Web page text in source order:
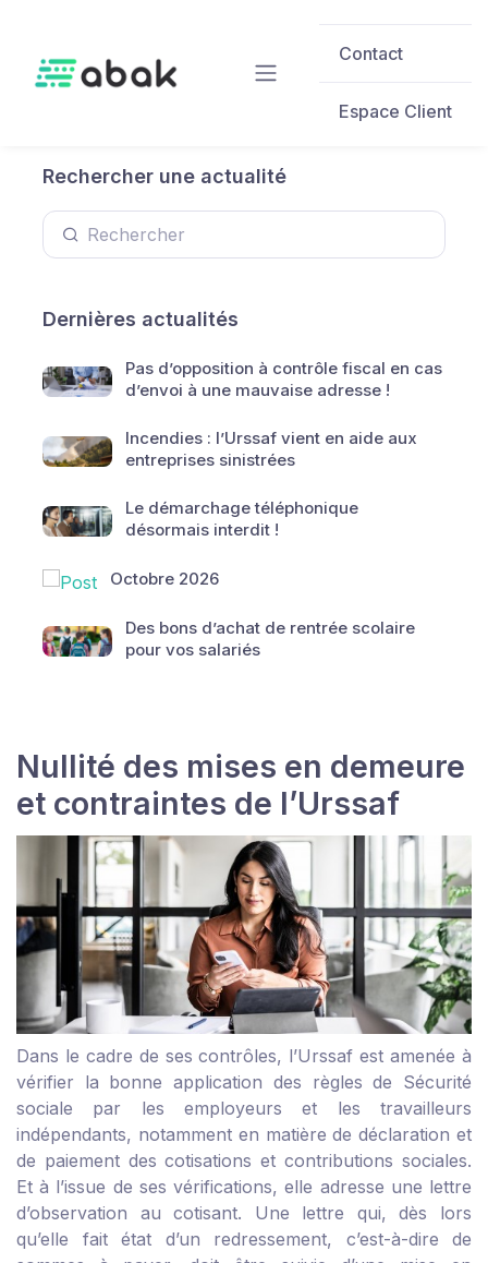
Contact
Espace Client
Rechercher une actualité
Dernières actualités
Pas d’opposition à contrôle fiscal en cas
d’envoi à une mauvaise adresse !
Incendies : l’Urssaf vient en aide aux
entreprises sinistrées
Le démarchage téléphonique
désormais interdit !
Octobre 2026
Des bons d’achat de rentrée scolaire
pour vos salariés
Nullité des mises en demeure
et contraintes de l’Urssaf
Dans le cadre de ses contrôles, l’Urssaf est amenée à
vérifier la bonne application des règles de Sécurité
sociale par les employeurs et les travailleurs
indépendants, notamment en matière de déclaration et
de paiement des cotisations et contributions sociales.
Et à l’issue de ses vérifications, elle adresse une lettre
d’observation au cotisant. Une lettre qui, dès lors
qu’elle fait état d’un redressement, c’est-à-dire de